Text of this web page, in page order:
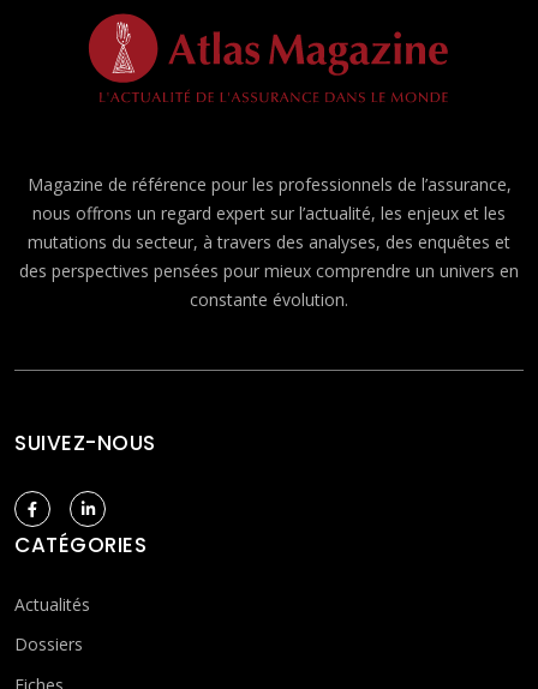
Magazine de référence pour les professionnels de l’assurance,
nous offrons un regard expert sur l’actualité, les enjeux et les
mutations du secteur, à travers des analyses, des enquêtes et
des perspectives pensées pour mieux comprendre un univers en
constante évolution.
SUIVEZ-NOUS
CATÉGORIES
Actualités
Dossiers